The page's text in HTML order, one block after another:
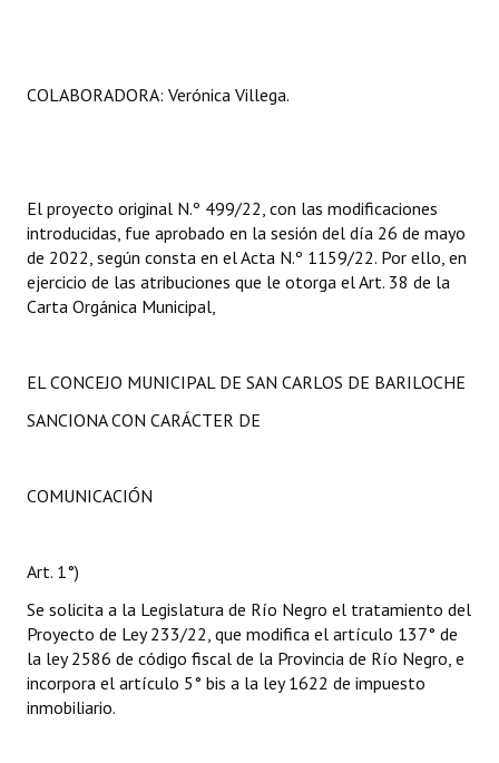
COLABORADORA: Verónica Villega.
El proyecto original N.º 499/22, con las modificaciones
introducidas, fue aprobado en la sesión del día 26 de mayo
de 2022, según consta en el Acta N.º 1159/22. Por ello, en
ejercicio de las atribuciones que le otorga el Art. 38 de la
Carta Orgánica Municipal,
EL CONCEJO MUNICIPAL DE SAN CARLOS DE BARILOCHE
SANCIONA CON CARÁCTER DE
COMUNICACIÓN
Art. 1°)
Se solicita a la Legislatura de Río Negro el tratamiento del
Proyecto de Ley 233/22, que modifica el artículo 137° de
la ley 2586 de código fiscal de la Provincia de Río Negro, e
incorpora el artículo 5° bis a la ley 1622 de impuesto
inmobiliario.